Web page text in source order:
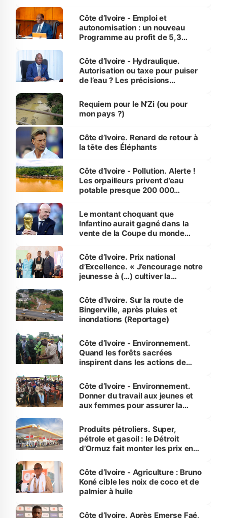
et Yamoussoukro
Côte d’Ivoire - Emploi et
autonomisation : un nouveau
Programme au profit de 5,3
Côte d’Ivoire - Hydraulique.
Autorisation ou taxe pour puiser
de l’eau ? Les précisions
Requiem pour le N’Zi (ou pour
mon pays ?)
Côte d’Ivoire. Renard de retour à
la tête des Éléphants
Côte d’Ivoire - Pollution. Alerte !
Les orpailleurs privent d’eau
potable presque 200 000
Le montant choquant que
Infantino aurait gagné dans la
vente de la Coupe du monde
Côte d’Ivoire. Prix national
d’Excellence. « J’encourage notre
jeunesse à (…) cultiver la
(Alassane Ouattara
Côte d'Ivoire. Sur la route de
Bingerville, après pluies et
inondations (Reportage)
Côte d’Ivoire - Environnement.
Quand les forêts sacrées
inspirent dans les actions de
Côte d’Ivoire - Environnement.
Donner du travail aux jeunes et
aux femmes pour assurer la
menacées
Produits pétroliers. Super,
pétrole et gasoil : le Détroit
d’Ormuz fait monter les prix en
Côte d’Ivoire - Agriculture : Bruno
Koné cible les noix de coco et de
palmier à huile
Côte d’Ivoire. Après Emerse Faé,